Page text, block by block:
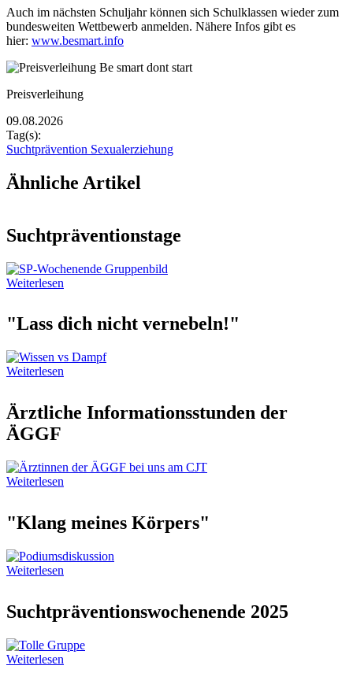
Auch im nächsten Schuljahr können sich Schulklassen wieder zum
bundesweiten Wettbewerb anmelden. Nähere Infos gibt es
hier: www.besmart.info
Rasterbild
Bildunterschrift
Preisverleihung
Zusätzliche Bilder
09.08.2026
Tag(s):
Suchtprävention Sexualerziehung
Ähnliche Artikel
Suchtpräventionstage
Weiterlesen
"Lass dich nicht vernebeln!"
Weiterlesen
Ärztliche Informationsstunden der
ÄGGF
Weiterlesen
"Klang meines Körpers"
Weiterlesen
Suchtpräventionswochenende 2025
Weiterlesen